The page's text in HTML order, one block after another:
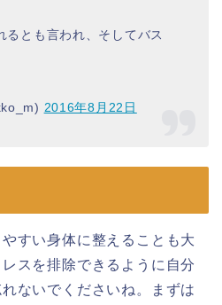
るとも言われ、そしてバス
2016年8月22日
すい身体に整えることも大
スを排除できるように自分
ないでくださいね。まずは